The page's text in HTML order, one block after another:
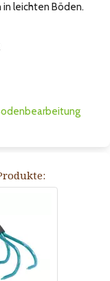
leichten Böden.